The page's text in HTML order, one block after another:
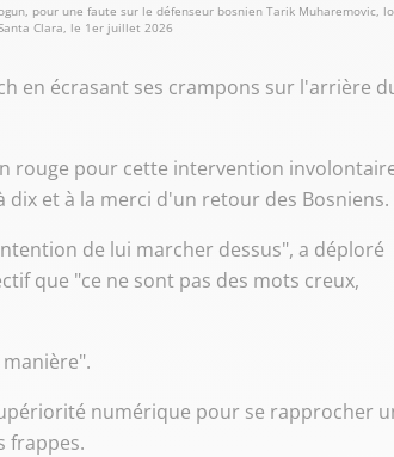
pour une faute sur le défenseur bosnien Tarik Muharemovic,
Clara, le 1er juillet 2026
en écrasant ses crampons sur l'arrière
rouge pour cette intervention
et à la merci d'un retour des Bosniens.
de lui marcher dessus", a déploré
que "ce ne sont pas des mots creux,
numérique pour se rapprocher
frappes.